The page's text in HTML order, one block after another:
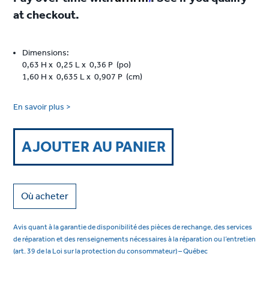
at checkout.
Dimensions:
0,63 H x 0,25 L x 0,36 P (po)
1,60 H x 0,635 L x 0,907 P (cm)
En savoir plus >
AJOUTER AU PANIER
Où acheter
Avis quant à la garantie de disponibilité des pièces de rechange, des services
de réparation et des renseignements nécessaires à la réparation ou l’entretien
(art. 39 de la Loi sur la protection du consommateur) – Québec